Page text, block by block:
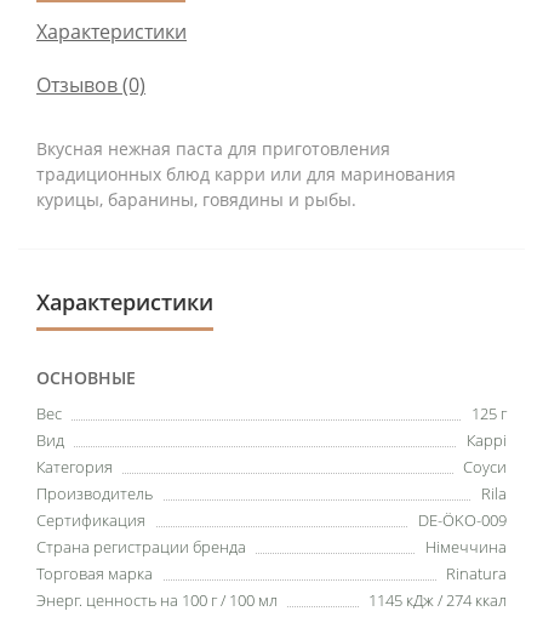
Характеристики
Отзывов (0)
Вкусная нежная паста для приготовления
традиционных блюд карри или для маринования
курицы, баранины, говядины и рыбы.
Характеристики
ОСНОВНЫЕ
Вес
125 г
Вид
Каррі
Категория
Соуси
Производитель
Rila
Сертификация
DE-ÖKO-009
Страна регистрации бренда
Німеччина
Торговая марка
Rinatura
Энерг. ценность на 100 г / 100 мл
1145 кДж / 274 ккал